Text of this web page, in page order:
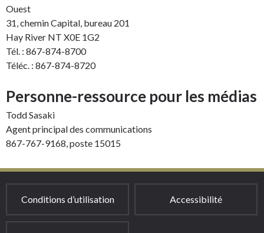
Ouest
31, chemin Capital, bureau 201
Hay River NT X0E 1G2
Tél. : 867-874-8700
Téléc. : 867-874-8720
Personne-ressource pour les médias
Todd Sasaki
Agent principal des communications
867-767-9168, poste 15015
Conditions d’utilisation Accessibilité